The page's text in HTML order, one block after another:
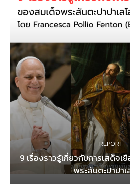
REPORT
9 เรื่องราวรู้เกี่ยวกับการเสด็จ
พระสันตะปาปาเ